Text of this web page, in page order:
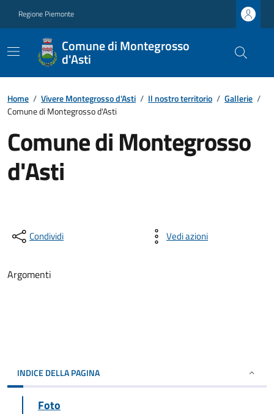
Regione Piemonte
Comune di Montegrosso
d'Asti
Home / Vivere Montegrosso d'Asti / Il nostro territorio / Gallerie /
Comune di Montegrosso d'Asti
Comune di Montegrosso
d'Asti
Condividi Vedi azioni
Argomenti
INDICE DELLA PAGINA
Foto